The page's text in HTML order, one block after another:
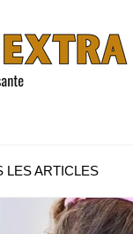
LES ARTICLES